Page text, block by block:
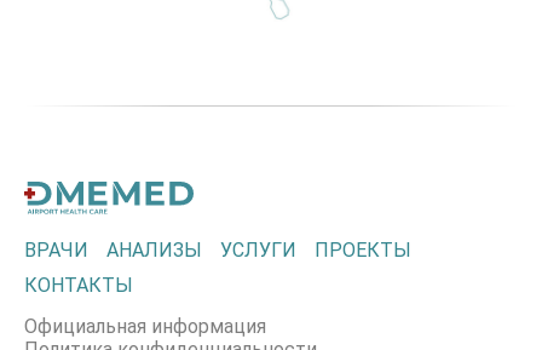
ВРАЧИ АНАЛИЗЫ УСЛУГИ
ПРОЕКТЫ
КОНТАКТЫ
Официальная информация